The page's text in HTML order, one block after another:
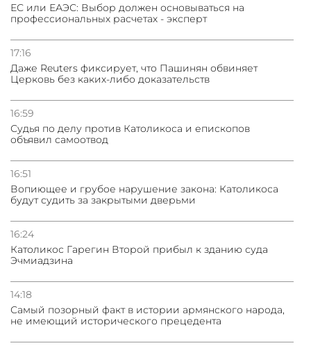
ЕС или ЕАЭС: Выбор должен основываться на
профессиональных расчетах - эксперт
17:16
Даже Reuters фиксирует, что Пашинян обвиняет
Церковь без каких-либо доказательств
16:59
Судья по делу против Католикоса и епископов
объявил самоотвод
16:51
Вопиющее и грубое нарушение закона: Католикоса
будут судить за закрытыми дверьми
16:24
Католикос Гарегин Второй прибыл к зданию суда
Эчмиадзина
14:18
Самый позорный факт в истории армянского народа,
не имеющий исторического прецедента
03.08.2026
31.07.2026
погрануправления СНБ Армении в Тбилиси